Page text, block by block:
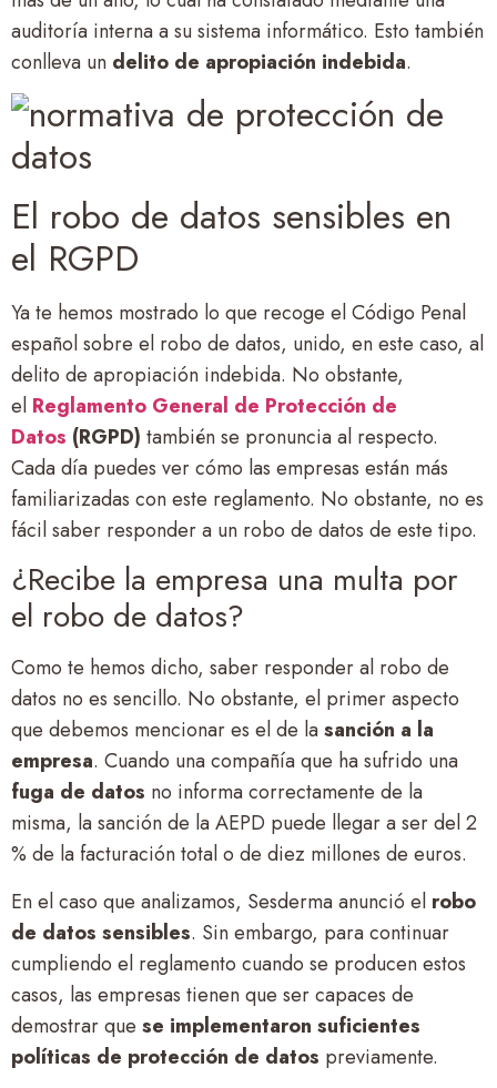
auditoría interna a su sistema informático. Esto también
conlleva un delito de apropiación indebida.
El robo de datos sensibles en
el RGPD
Ya te hemos mostrado lo que recoge el Código Penal
español sobre el robo de datos, unido, en este caso, al
delito de apropiación indebida. No obstante,
el Reglamento General de Protección de
Datos (RGPD) también se pronuncia al respecto.
Cada día puedes ver cómo las empresas están más
familiarizadas con este reglamento. No obstante, no es
fácil saber responder a un robo de datos de este tipo.
¿Recibe la empresa una multa por
el robo de datos?
Como te hemos dicho, saber responder al robo de
datos no es sencillo. No obstante, el primer aspecto
que debemos mencionar es el de lasanción a la
empresa. Cuando una compañía que ha sufrido una
fuga de datos no informa correctamente de la
misma, la sanción de la AEPD puede llegar a ser del 2
% de la facturación total o de diez millones de euros.
En el caso que analizamos, Sesderma anunció el robo
de datos sensibles. Sin embargo, para continuar
cumpliendo el reglamento cuando se producen estos
casos, las empresas tienen que ser capaces de
demostrar que se implementaron suficientes
políticas de protección de datos previamente.